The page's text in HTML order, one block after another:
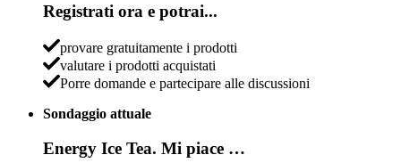
Registrati ora e potrai...
provare gratuitamente i prodotti
valutare i prodotti acquistati
Porre domande e partecipare alle discussioni
Sondaggio attuale
Energy Ice Tea. Mi piace …